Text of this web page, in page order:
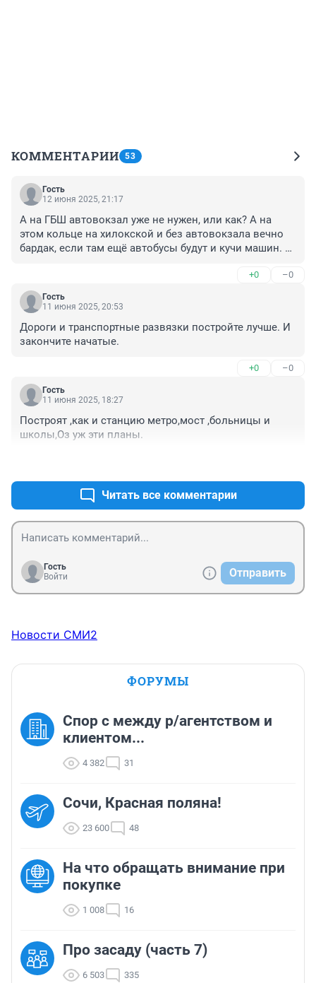
КОММЕНТАРИИ 53
Гость
12 июня 2025, 21:17
А на ГБШ автовокзал уже не нужен, или как? А на
этом кольце на хилокской и без автовокзала вечно
бардак, если там ещё автобусы будут и кучи машин.
жильцов, и как вишенка на торте вид с балкона на
помойку и кладбище.
+0 –0
Гость
11 июня 2025, 20:53
Дороги и транспортные развязки постройте лучше. И
закончите начатые.
+0 –0
Гость
11 июня 2025, 18:27
Построят ,как и станцию метро,мост ,больницы и
школы,Оз уж эти планы.
Читать все комментарии
Гость
Войти
Отправить
Новости СМИ2
ФОРУМЫ
Спор с между р/агентством и
клиентом...
4 382 31
Сочи, Красная поляна!
23 600 48
На что обращать внимание при
покупке
1 008 16
Про засаду (часть 7)
6 503 335